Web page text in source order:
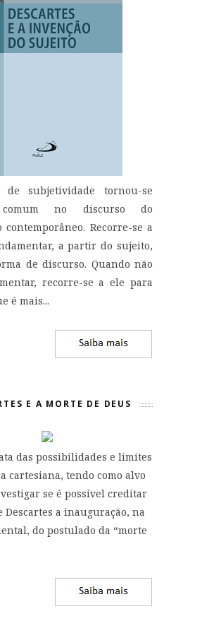
de subjetividade tornou-se
comum no discurso do
contemporâneo. Recorre-se a
a partir do sujeito,
de discurso. Quando não
recorre-se a ele para
é mais...
E A MORTE DE DEUS
das possibilidades e limites
cartesiana, tendo como alvo
se é possível creditar
Descartes a inauguração, na
do postulado da “morte